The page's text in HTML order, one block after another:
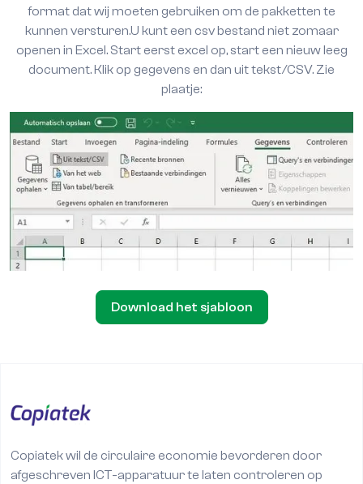
format dat wij moeten gebruiken om de pakketten te
kunnen versturen.U kunt een csv bestand niet zomaar
openen in Excel. Start eerst excel op, start een nieuw leeg
document. Klik op gegevens en dan uit tekst/CSV. Zie
plaatje:
Download het sjabloon
Copiatek wil de circulaire economie bevorderen door
afgeschreven ICT-apparatuur te laten controleren op